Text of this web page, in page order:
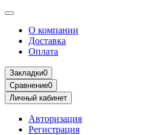
О компании
Доставка
Оплата
Закладки0
Сравнение0
Личный кабинет
Авторизация
Регистрация